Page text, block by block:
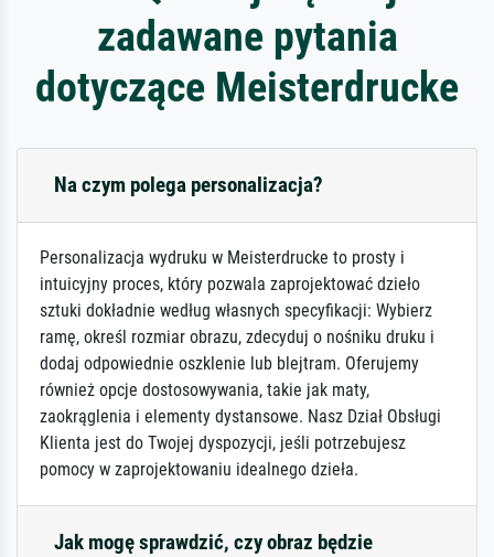
zadawane pytania
dotyczące Meisterdrucke
Na czym polega personalizacja?
Personalizacja wydruku w Meisterdrucke to prosty i
intuicyjny proces, który pozwala zaprojektować dzieło
sztuki dokładnie według własnych specyfikacji: Wybierz
ramę, określ rozmiar obrazu, zdecyduj o nośniku druku i
dodaj odpowiednie oszklenie lub blejtram. Oferujemy
również opcje dostosowywania, takie jak maty,
zaokrąglenia i elementy dystansowe. Nasz Dział Obsługi
Klienta jest do Twojej dyspozycji, jeśli potrzebujesz
pomocy w zaprojektowaniu idealnego dzieła.
Jak mogę sprawdzić, czy obraz będzie